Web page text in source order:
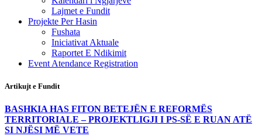
Lajmet e Fundit
Projekte Per Hasin
Fushata
Iniciativat Aktuale
Raportet E Ndikimit
Event Atendance Registration
Artikujt e Fundit
BASHKIA HAS FITON BETEJËN E REFORMËS
TERRITORIALE – PROJEKTLIGJI I PS-SË E RUAN ATË
SI NJËSI MË VETE